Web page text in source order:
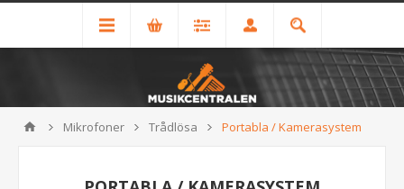
Mikrofoner Trådlösa Portabla / Kamerasystem